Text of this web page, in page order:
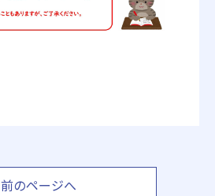
前のページへ